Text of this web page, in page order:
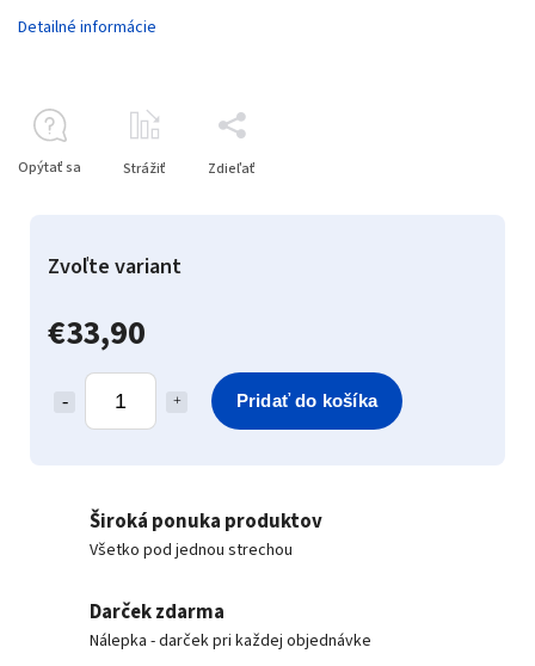
€33,90
Pridať do košíka
Zvoľte variant
Detailné informácie
Opýtať sa Strážiť Zdieľať
Široká ponuka produktov
Všetko pod jednou strechou
Darček zdarma
Nálepka - darček pri každej objednávke